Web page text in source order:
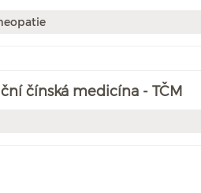
čínská medicína - TČM